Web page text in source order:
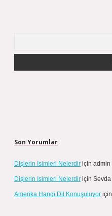
Son Yorumlar
Dişlerin Isimleri Nelerdir için admin
Dişlerin Isimleri Nelerdir için Sevda
Amerika Hangi Dil Konuşuluyor için